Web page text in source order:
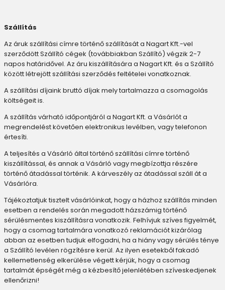
Szállítás
Az áruk szállítási címre történő szállítását a Nagart Kft.-vel
szerződött Szállító cégek (továbbiakban Szállító) végzik 2-7
napos határidővel. Az áru kiszállítására a Nagart Kft. és a Szállító
között létrejött szállítási szerződés feltételei vonatkoznak.
A szállítási díjaink bruttó díjak mely tartalmazza a csomagolás
költségeit is.
A szállítás várható időpontjáról a Nagart Kft. a Vásárlót a
megrendelést követően elektronikus levélben, vagy telefonon
értesíti.
A teljesítés a Vásárló által történő szállítási címre történő
kiszállítással, és annak a Vásárló vagy megbízottja részére
történő átadással történik. A kárveszély az átadással száll át a
Vásárlóra.
Tájékoztatjuk tisztelt vásárlóinkat, hogy a házhoz szállítás minden
esetben a rendelés során megadott házszámig történő
sérülésmentes kiszállításra vonatkozik. Felhívjuk szíves figyelmét,
hogy a csomag tartalmára vonatkozó reklamációt kizárólag
abban az esetben tudjuk elfogadni, ha a hiány vagy sérülés ténye
a Szállító levélen rögzítésre kerül. Az ilyen esetekből fakadó
kellemetlenség elkerülése végett kérjük, hogy a csomag
tartalmát épségét még a kézbesítő jelenlétében szíveskedjenek
ellenőrizni!